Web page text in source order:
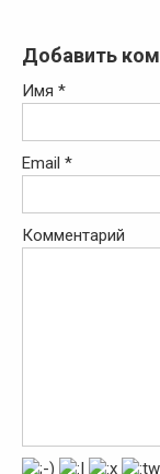
Добавить
Имя *
Email *
Комментарий